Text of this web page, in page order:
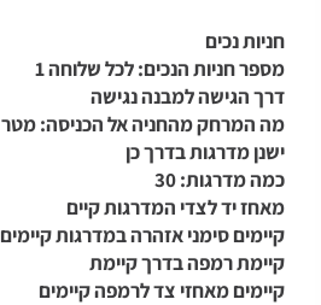
חניות נכים
מספר חניות הנכים: לכל שלוחה 1
דרך הגישה למבנה נגישה
מה המרחק מהחניה אל הכניסה: מטר 50
ישנן מדרגות בדרך כן
כמה מדרגות: 30
מאחז יד לצדי המדרגות קיים
קיימים סימני אזהרה במדרגות קיימים
קיימת רמפה בדרך קיימת
קיימים מאחזי צד לרמפה קיימים